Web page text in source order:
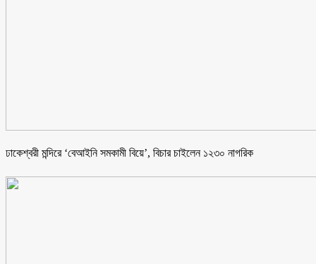
ঢাকেশ্বরী মন্দিরে ‘বেআইনি সমকামী বিয়ে’, বিচার চাইলেন ১২৩০ নাগরিক